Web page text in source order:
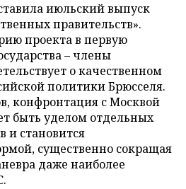
июльский выпуск
правительств».
проекта в первую
– члены
о качественном
политики Брюсселя.
конфронтация с Москвой
быть уделом отдельных
и становится
существенно сокращая
даже наиболее